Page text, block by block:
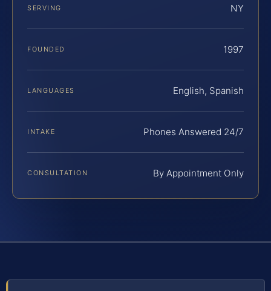
SERVING NY
FOUNDED 1997
LANGUAGES English, Spanish
INTAKE Phones Answered 24/7
CONSULTATION By Appointment Only